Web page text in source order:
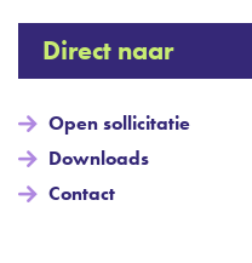
Direct naar
Open sollicitatie
Downloads
Contact